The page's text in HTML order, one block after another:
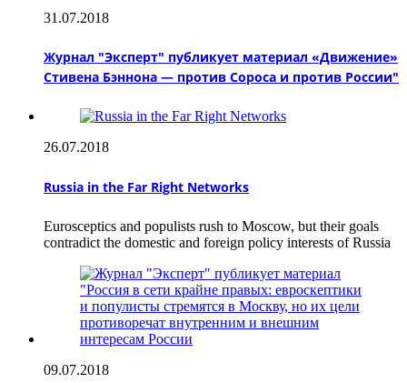
31.07.2018
Журнал "Эксперт" публикует материал «Движение»
Стивена Бэннона — против Сороса и против России"
26.07.2018
Russia in the Far Right Networks
Eurosceptics and populists rush to Moscow, but their goals
contradict the domestic and foreign policy interests of Russia
09.07.2018